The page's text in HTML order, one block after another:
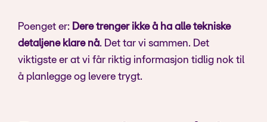
Poenget er: Dere trenger ikke å ha alle tekniske
detaljene klare nå. Det tar vi sammen. Det
viktigste er at vi får riktig informasjon tidlig nok til
å planlegge og levere trygt.